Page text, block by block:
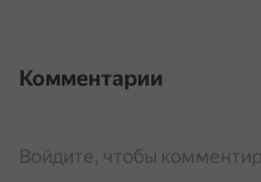
Комментарии
Войдите, чтобы